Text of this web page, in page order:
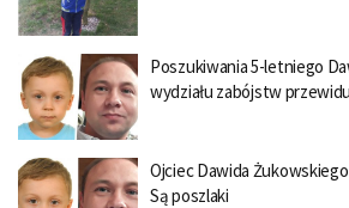
Poszukiwania 5-letniego
wydziału zabójstw
Ojciec Dawida
Są poszlaki